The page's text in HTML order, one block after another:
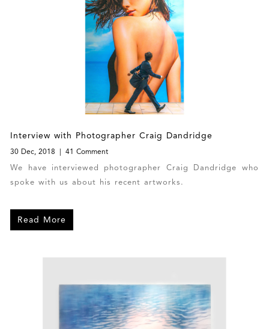
Interview with Photographer Craig Dandridge
30 Dec, 2018 41 Comment
We have interviewed photographer Craig Dandridge who
spoke with us about his recent artworks.
Read More